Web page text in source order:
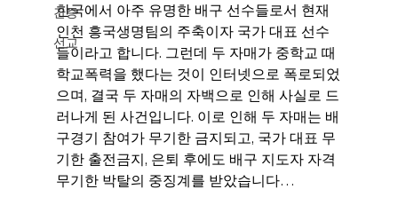
간증
선교
한국에서 아주 유명한 배구 선수들로서 현재
인천 흥국생명팀의 주축이자 국가 대표 선수
들이라고 합니다. 그런데 두 자매가 중학교 때
학교폭력을 했다는 것이 인터넷으로 폭로되었
으며, 결국 두 자매의 자백으로 인해 사실로 드
러나게 된 사건입니다. 이로 인해 두 자매는 배
구경기 참여가 무기한 금지되고, 국가 대표 무
기한 출전금지, 은퇴 후에도 배구 지도자 자격
무기한 박탈의 중징계를 받았습니다…